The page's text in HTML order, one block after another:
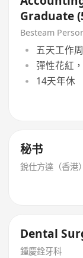
Graduate
Besteam
五天工作
彈性花紅
14天年休
秘书
銳仕方達（香港
Dental
鍾慶銓牙科